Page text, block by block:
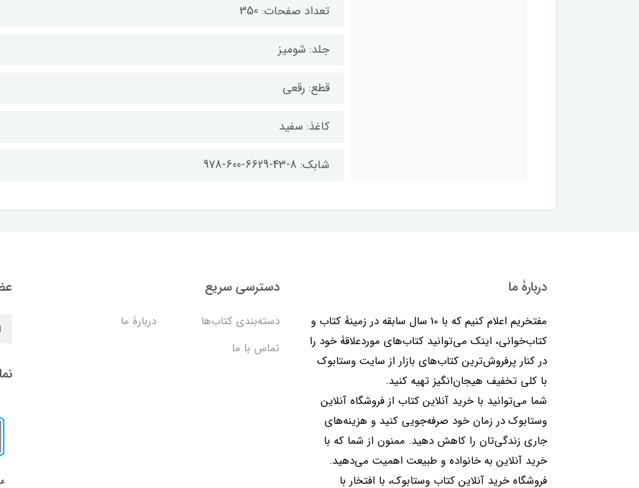
تعداد صفحات: 350
جلد: شومیز
قطع: رقعی
کاغذ: سفید
شابک: 8-43-6629-600-978
دربارۀ ما
مفتخریم اعلام کنیم که با 10 سال سابقه در زمینۀ کتاب و
کتاب‌خوانی، اینک می‌توانید کتاب‌های موردعلاقۀ خود را
در کنار پرفروش‌ترین کتاب‌های بازار از سایت وستابوک
با کلی تخفیف هیجان‌انگیز تهیه کنید.
شما می‌توانید با خرید آنلاین کتاب از فروشگاه آنلاین
وستابوک در زمان خود صرفه‌جویی کنید و هزینه‌های
جاری زندگی‌تان را کاهش دهید. ممنون از شما که با
خرید آنلاین به خانواده و طبیعت اهمیت می‌دهید.
فروشگاه خرید آنلاین کتاب وستابوک، با افتخار با
دسترسی سریع
دسته‌بندی کتاب‌ها
دربارۀ ما
تماس با ما